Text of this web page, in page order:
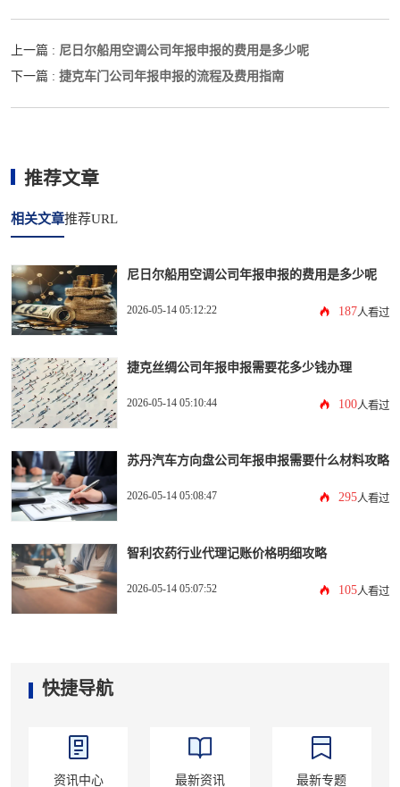
上一篇 : 尼日尔船用空调公司年报申报的费用是多少呢
下一篇 : 捷克车门公司年报申报的流程及费用指南
推荐文章
相关文章推荐URL
尼日尔船用空调公司年报申报的费用是多少呢
2026-05-14 05:12:22 187人看过
捷克丝绸公司年报申报需要花多少钱办理
2026-05-14 05:10:44 100人看过
苏丹汽车方向盘公司年报申报需要什么材料攻略
2026-05-14 05:08:47 295人看过
智利农药行业代理记账价格明细攻略
2026-05-14 05:07:52 105人看过
快捷导航
资讯中心 最新资讯 最新专题